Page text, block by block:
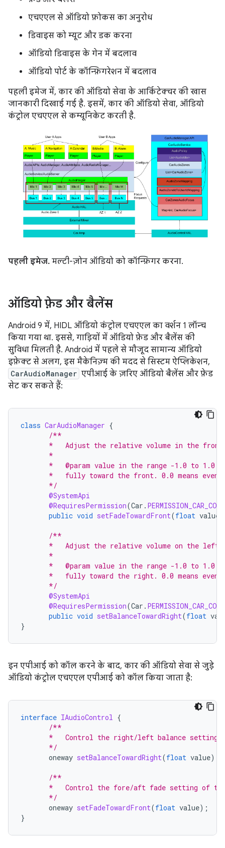
एचएएल से ऑडियो फ़ोकस का अनुरोध
डिवाइस को म्यूट और डक करना
ऑडियो डिवाइस के गेन में बदलाव
ऑडियो पोर्ट के कॉन्फ़िगरेशन में बदलाव
पहली इमेज में, कार की ऑडियो सेवा के आर्किटेक्चर की खास
जानकारी दिखाई गई है. इसमें, कार की ऑडियो सेवा, ऑडियो
कंट्रोल एचएएल से कम्यूनिकेट करती है.
पहली इमेज. मल्टी-ज़ोन ऑडियो को कॉन्फ़िगर करना.
ऑडियो फ़ेड और बैलेंस
Android 9 में, HIDL ऑडियो कंट्रोल एचएएल का वर्शन 1 लॉन्च
किया गया था. इससे, गाड़ियों में ऑडियो फ़ेड और बैलेंस की
सुविधा मिलती है. Android में पहले से मौजूद सामान्य ऑडियो
इफ़ेक्ट से अलग, इस मैकेनिज़्म की मदद से सिस्टम ऐप्लिकेशन,
CarAudioManager एपीआई के ज़रिए ऑडियो बैलेंस और फ़ेड
सेट कर सकते हैं:
class CarAudioManager {
/**
*   Adjust the relative volume in the
       *
*   @param value in the range -1.0 to 1.0
*   fully toward the front. 0.0 means
       */
@SystemApi
@RequiresPermission(Car .
public void setFadeTowardFront(float value
/**
*   Adjust the relative volume on the left
       *
*   @param value in the range -1.0 to 1.0
*   fully toward the right. 0.0 means
       */
@SystemApi
@RequiresPermission(Car .
public void setBalanceTowardRight(float
}
इन एपीआई को कॉल करने के बाद, कार की ऑडियो सेवा से जुड़े
ऑडियो कंट्रोल एचएएल एपीआई को कॉल किया जाता है:
interface IAudioControl {
/**
*   Control the right/left balance setting
       */
oneway setBalanceTowardRight(float value);
/**
*   Control the fore/aft fade setting of
       */
oneway setFadeTowardFront(float value);
}